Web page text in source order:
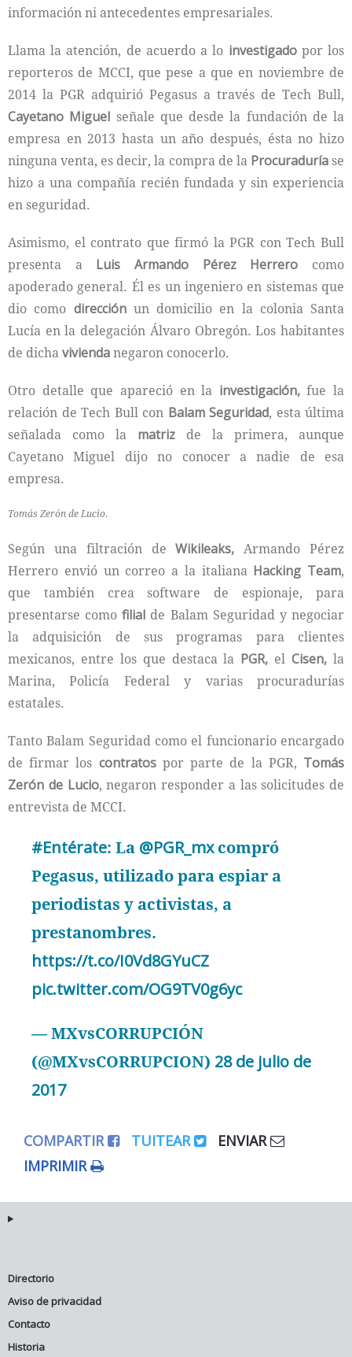
información ni antecedentes empresariales.
Llama la atención, de acuerdo a lo investigadopor los
reporteros de MCCI, que pese a que en noviembre de
2014 la PGR adquirió Pegasus a través de Tech Bull,
Cayetano Miguel señale que desde la fundación de la
empresa en 2013 hasta un año después, ésta no hizo
ninguna venta, es decir, la compra de la Procuraduríase
hizo a una compañía recién fundada y sin experiencia
en seguridad.
Asimismo, el contrato que firmó la PGR con Tech Bull
presenta a Luis Armando Pérez Herrero como
apoderado general. Él es un ingeniero en sistemas que
dio como direcciónun domicilio en la colonia Santa
Lucía en la delegación Álvaro Obregón. Los habitantes
de dichaviviendanegaron conocerlo.
Otro detalle que apareció en la investigación,fue la
relación de Tech Bull con Balam Seguridad, esta última
señalada como la matriz de la primera, aunque
Cayetano Miguel dijo no conocer a nadie de esa
empresa.
Tomás Zerón de Lucio.
Según una filtración deWikileaks, Armando Pérez
Herrero envió un correo a la italiana Hacking Team,
que también crea software de espionaje, para
presentarse comofilial de Balam Seguridad y negociar
la adquisición de sus programas para clientes
mexicanos, entre los que destaca la PGR, elCisen, la
Marina, Policía Federal y varias procuradurías
estatales.
Tanto Balam Seguridad como el funcionario encargado
de firmar los contratospor parte de la PGR, Tomás
Zerón de Lucio, negaron responder a las solicitudes de
entrevista de MCCI.
#Entérate: La @PGR_mxcompró
Pegasus, utilizado para espiar a
periodistas y activistas, a
prestanombres.
https://t.co/I0Vd8GYuCZ
pic.twitter.com/OG9TV0g6yc
— MXvsCORRUPCIÓN
(@MXvsCORRUPCION) 28 de julio de
2017
COMPARTIR TUITEAR
ENVIAR
IMPRIMIR
Directorio
Aviso de privacidad
Contacto
Historia